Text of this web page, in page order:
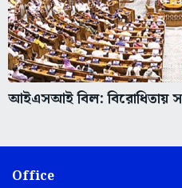
আইএসআই বিল: বিরোধিতায়
Office